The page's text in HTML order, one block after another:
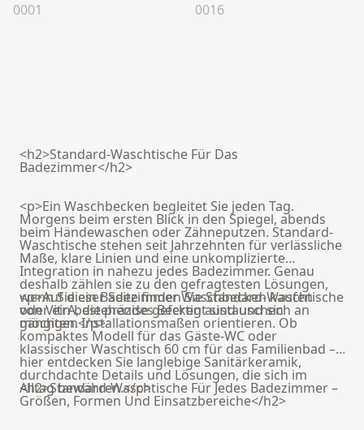
0001
0016
<h2>Standard-Waschtische Für Das
Badezimmer</h2>
<p>Ein Waschbecken begleitet Sie jeden Tag.
Morgens beim ersten Blick in den Spiegel, abends
beim Händewaschen oder Zähneputzen. Standard-
Waschtische stehen seit Jahrzehnten für verlässliche
Maße, klare Linien und eine unkomplizierte
Integration in nahezu jedes Badezimmer. Genau
deshalb zählen sie zu den gefragtesten Lösungen,
wenn Sie ein Badezimmer Waschbecken kaufen
oder ein bestehendes Becken austauschen
möchten.</p>
<p>Auf dieser Seite finden Sie Standard-Waschtische
von VitrA, die präzise gefertigt sind und sich an
gängigen Installationsmaßen orientieren. Ob
kompaktes Modell für das Gäste-WC oder
klassischer Waschtisch 60 cm für das Familienbad –
hier entdecken Sie langlebige Sanitärkeramik,
durchdachte Details und Lösungen, die sich im
Alltag bewähren.</p>
<h2>Standard-Waschtische Für Jedes Badezimmer –
Größen, Formen Und Einsatzbereiche</h2>